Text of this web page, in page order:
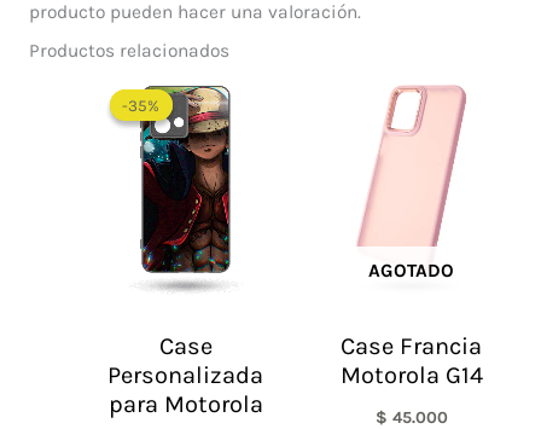
producto pueden hacer una valoración.
Productos relacionados
-35%
-35%
Case
Personalizada
para Motorola
AGOTADO
Case Francia
Motorola G14
$ 45.000